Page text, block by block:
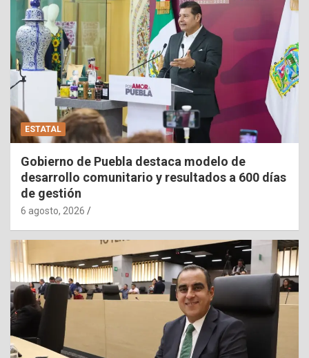
ESTATAL
Gobierno de Puebla destaca modelo de
desarrollo comunitario y resultados a 600 días
de gestión
6 agosto, 2026